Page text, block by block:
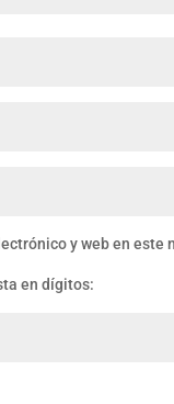
y web en
en dígitos: